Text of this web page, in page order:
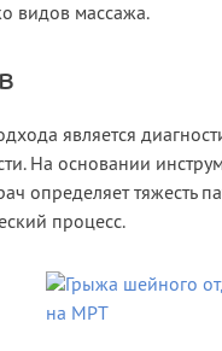
видов массажа.
является
На основании
определяет тяжесть
процесс.